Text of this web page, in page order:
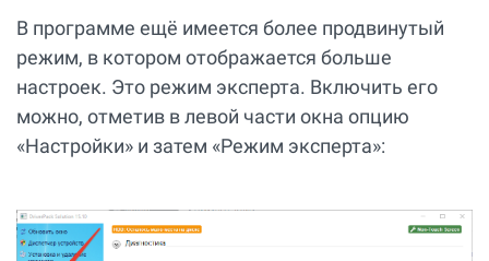
В программе ещё имеется более продвинутый
режим, в котором отображается больше
настроек. Это режим эксперта. Включить его
можно, отметив в левой части окна опцию
«Настройки» и затем «Режим эксперта»: